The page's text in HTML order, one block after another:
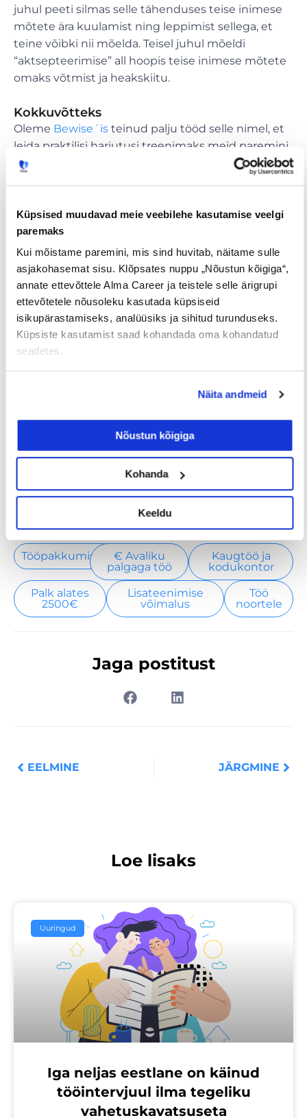
Küpsised muudavad meie veebilehe kasutamise veelgi
paremaks
Kui mõistame paremini, mis sind huvitab, näitame sulle
asjakohasemat sisu. Klõpsates nuppu „Nõustun kõigiga“,
annate ettevõttele Alma Career ja teistele selle ärigrupi
ettevõtetele nõusoleku kasutada küpsiseid
isikupärastamiseks, analüüsiks ja sihitud turunduseks.
Küpsiste kasutamist saad kohandada oma kohandatud
seadetes.
Näita andmeid
Nõustun kõigiga
Kohanda
Keeldu
juhul peeti silmas selle tähenduses teise inimese
mõtete ära kuulamist ning leppimist sellega, et
teine võibki nii mõelda. Teisel juhul mõeldi
“aktsepteerimise” all hoopis teise inimese mõtete
omaks võtmist ja heakskiitu.
Kokkuvõtteks
Oleme Bewise´is teinud palju tööd selle nimel, et
leida praktilisi harjutusi treenimaks meid paremini
märkama iseend, et suuta teadlikumalt juhtida
treenimine tööpõllul võib kaasa tuua raputusi.
Seetõttu on alati meie esimene eesmärk
kollektiividega töötamisel tuua nad turvalises ja
soojas keskkonnas omavahel pehmelt kokku, et
seejärel saaksime koos läbi tehes kogeda tüüpilisi
suhtlushetkede möödapanekuid ja edu
saavutamise nippe. Peame ikka ja jälle endale ja
teistele tõdema, et oleme eeskätt inimesed ning
seejärel rollid ühiskonnas.
Intelligentset, tulemusele orienteeritud ja sooja
“Suhtlusoskused terveks eluks” – BeWise OÜ
Uuri lähemalt BeWise tegemiste kohta
https://www.bewise.ee/
Tööpakkumised
€ Avaliku
palgaga töö
Kaugtöö ja
kodukontor
Palk alates
2500€
Lisateenimise
võimalus
Töö
noortele
Jaga postitust
EELMINE JÄRGMINE
Loe lisaks
Uuringud
Iga neljas eestlane on käinud
tööintervjuul ilma tegeliku
vahetuskavatsuseta